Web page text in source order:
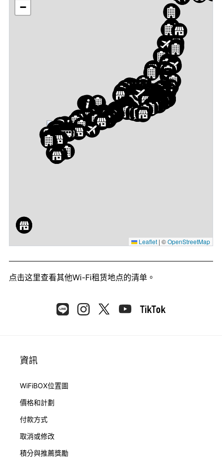
−
Leaflet | ©OpenStreetMap
点击这里查看其他Wi-Fi租赁地点的清单。
資訊
WiFiBOX位置圖
價格和計劃
付款方式
取消或修改
積分與推薦獎勵